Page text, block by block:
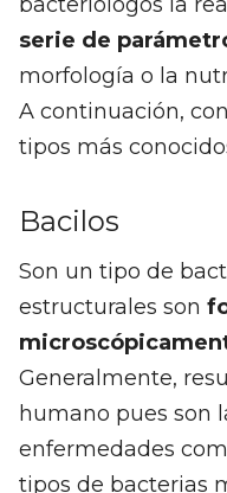
serie de
morfología o la
A continuación,
tipos más
Bacilos
Son un tipo de
estructurales son
Generalmente,
humano pues son
enfermedades
tipos de bacterias